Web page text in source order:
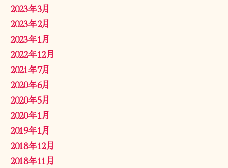
2023年3月
2023年2月
2023年1月
2022年12月
2021年7月
2020年6月
2020年5月
2020年1月
2019年1月
2018年12月
2018年11月